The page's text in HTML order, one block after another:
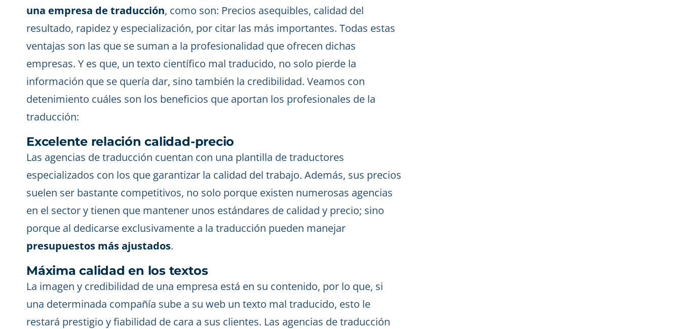
una empresa de traducción, como son: Precios asequibles, calidad del
resultado, rapidez y especialización, por citar las más importantes. Todas estas
ventajas son las que se suman a la profesionalidad que ofrecen dichas
empresas. Y es que, un texto científico mal traducido, no solo pierde la
información que se quería dar, sino también la credibilidad. Veamos con
detenimiento cuáles son los beneficios que aportan los profesionales de la
traducción:
Excelente relación calidad-precio
Las agencias de traducción cuentan con una plantilla de traductores
especializados con los que garantizar la calidad del trabajo. Además, sus precios
suelen ser bastante competitivos, no solo porque existen numerosas agencias
en el sector y tienen que mantener unos estándares de calidad y precio; sino
porque al dedicarse exclusivamente a la traducción pueden manejar
presupuestos más ajustados.
Máxima calidad en los textos
La imagen y credibilidad de una empresa está en su contenido, por lo que, si
una determinada compañía sube a su web un texto mal traducido, esto le
restará prestigio y fiabilidad de cara a sus clientes. Las agencias de traducción